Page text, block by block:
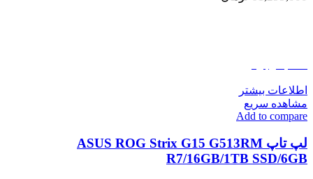
اطلاعات بیشتر
مشاهده سریع
Add to compare
لپ تاپ ASUS ROG Strix G15 G513RM
R7/16GB/1TB SSD/6GB